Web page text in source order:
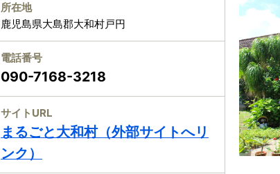
所在地
鹿児島県大島郡大和村戸円
電話番号
090-7168-3218
サイトURL
まるごと大和村（外部サイトへリ
ンク）